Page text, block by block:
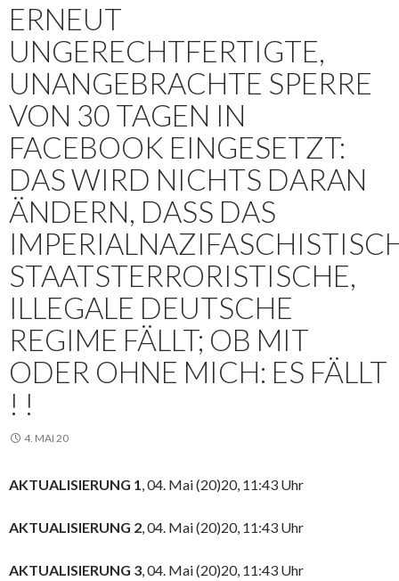
ERNEUT
UNGERECHTFERTIGTE,
UNANGEBRACHTE SPERRE
VON 30 TAGEN IN
FACEBOOK EINGESETZT:
DAS WIRD NICHTS DARAN
ÄNDERN, DASS DAS
STAATSTERRORISTISCHE,
ILLEGALE DEUTSCHE
REGIME FÄLLT; OB MIT
ODER OHNE MICH: ES FÄLLT
! !
4. MAI 20
AKTUALISIERUNG 1, 04. Mai (20)20, 11:43 Uhr
AKTUALISIERUNG 2, 04. Mai (20)20, 11:43 Uhr
AKTUALISIERUNG 3, 04. Mai (20)20, 11:43 Uhr